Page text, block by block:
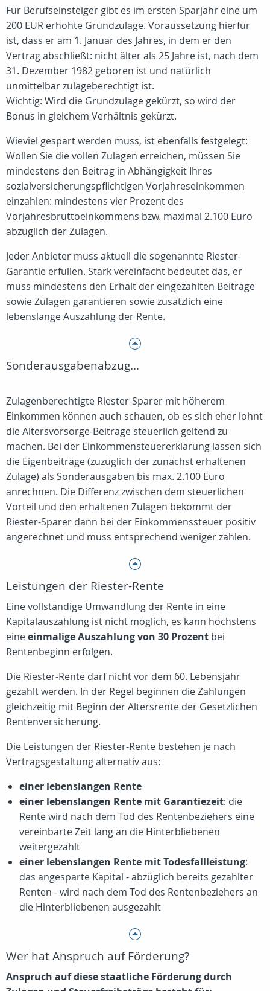
Für Berufseinsteiger gibt es im ersten Sparjahr eine um
200 EUR erhöhte Grundzulage. Voraussetzung hierfür
ist, dass er am 1. Januar des Jahres, in dem er den
Vertrag abschließt: nicht älter als 25 Jahre ist, nach dem
31. Dezember 1982 geboren ist und natürlich
unmittelbar zulageberechtigt ist.
Wichtig: Wird die Grundzulage gekürzt, so wird der
Bonus in gleichem Verhältnis gekürzt.
Wieviel gespart werden muss, ist ebenfalls festgelegt:
Wollen Sie die vollen Zulagen erreichen, müssen Sie
mindestens den Beitrag in Abhängigkeit Ihres
sozialversicherungspflichtigen Vorjahreseinkommen
einzahlen: mindestens vier Prozent des
Vorjahresbruttoeinkommens bzw. maximal 2.100 Euro
abzüglich der Zulagen.
Jeder Anbieter muss aktuell die sogenannte Riester-
Garantie erfüllen. Stark vereinfacht bedeutet das, er
muss mindestens den Erhalt der eingezahlten Beiträge
sowie Zulagen garantieren sowie zusätzlich eine
lebenslange Auszahlung der Rente.
Sonderausgabenabzug...
Zulagenberechtigte Riester-Sparer mit höherem
Einkommen können auch schauen, ob es sich eher lohnt
die Altersvorsorge-Beiträge steuerlich geltend zu
machen. Bei der Einkommensteuererklärung lassen sich
die Eigenbeiträge (zuzüglich der zunächst erhaltenen
Zulage) als Sonderausgaben bis max. 2.100 Euro
anrechnen. Die Differenz zwischen dem steuerlichen
Vorteil und den erhaltenen Zulagen bekommt der
Riester-Sparer dann bei der Einkommenssteuer positiv
angerechnet und muss entsprechend weniger zahlen.
Leistungen der Riester-Rente
Eine vollständige Umwandlung der Rente in eine
Kapitalauszahlung ist nicht möglich, es kann höchstens
eineeinmalige Auszahlung von 30 Prozent bei
Rentenbeginn erfolgen.
Die Riester-Rente darf nicht vor dem 60. Lebensjahr
gezahlt werden. In der Regel beginnen die Zahlungen
gleichzeitig mit Beginn der Altersrente der Gesetzlichen
Rentenversicherung.
Die Leistungen der Riester-Rente bestehen je nach
Vertragsgestaltung alternativ aus:
einer lebenslangen Rente
einer lebenslangen Rente mit Garantiezeit: die
Rente wird nach dem Tod des Rentenbeziehers eine
vereinbarte Zeit lang an die Hinterbliebenen
weitergezahlt
einer lebenslangen Rente mit Todesfallleistung:
das angesparte Kapital - abzüglich bereits gezahlter
Renten - wird nach dem Tod des Rentenbeziehers an
die Hinterbliebenen ausgezahlt
Wer hat Anspruch auf Förderung?
Anspruch auf diese staatliche Förderung durch